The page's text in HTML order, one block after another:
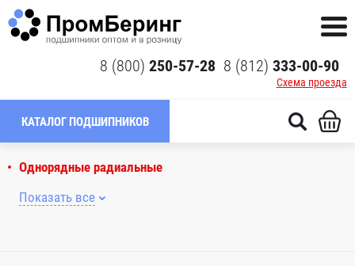
8 (800) 250-57-28 8 (812) 333-00-90
Схема проезда
КАТАЛОГ ПОДШИПНИКОВ
Однорядные радиальные
Показать все